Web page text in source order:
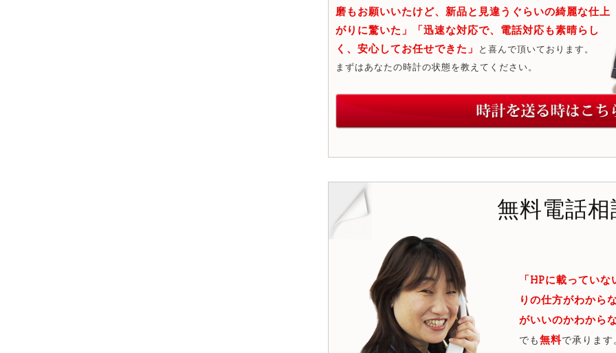
磨もお願いいたけど、新品と見違うぐらいの綺麗な仕上
がりに驚いた」「迅速な対応で、電話対応も素晴らし
く、安心してお任せできた」
と喜んで頂いております。
まずはあなたの時計の状態を教えてください。
無料電話相
「HPに載ってい
りの仕方がわから
がいいのかわから
でも無料で承ります